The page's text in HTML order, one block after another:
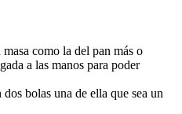
como la del pan más o
a las manos para poder
bolas una de ella que sea un